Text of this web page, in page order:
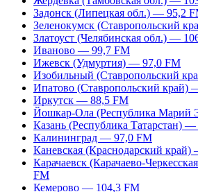
Задонск (Липецкая обл.) — 95,2
Зеленокумск (Ставропольский
Златоуст (Челябинская обл.) —
Иваново — 99,7 FM
Ижевск (Удмуртия) — 97,0 FM
Изобильный (Ставропольский
Ипатово (Ставропольский край)
Иркутск — 88,5 FM
Йошкар-Ола (Республика Марий
Казань (Республика Татарстан)
Калининград — 97,0 FM
Каневская (Краснодарский
Карачаевск (Карачаево-
FM
Кемерово — 104,3 FM